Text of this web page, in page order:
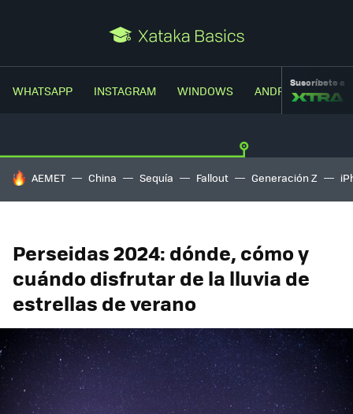
WHATSAPP INSTAGRAM WINDOWS ANDROIDSuscríbete a
HOY SE HABLA DE
AEMET China Sequía Fallout Generación Z
Perseidas 2024: dónde, cómo y
cuándo disfrutar de la lluvia de
estrellas de verano